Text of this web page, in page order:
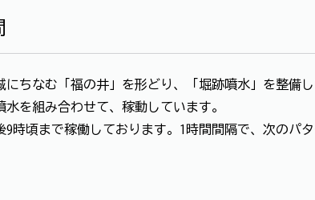
ちなむ「福の井」を形どり、「堀跡噴水」を整備
を組み合わせて、稼動しています。
9時頃まで稼働しております。1時間間隔で、次のパ